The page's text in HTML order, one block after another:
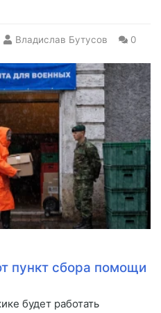
Владислав Бутусов 0
пункт сбора помощи
будет работать